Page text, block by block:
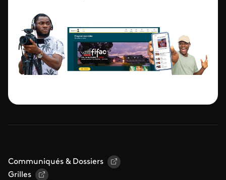
Communiqués & Dossiers
Grilles